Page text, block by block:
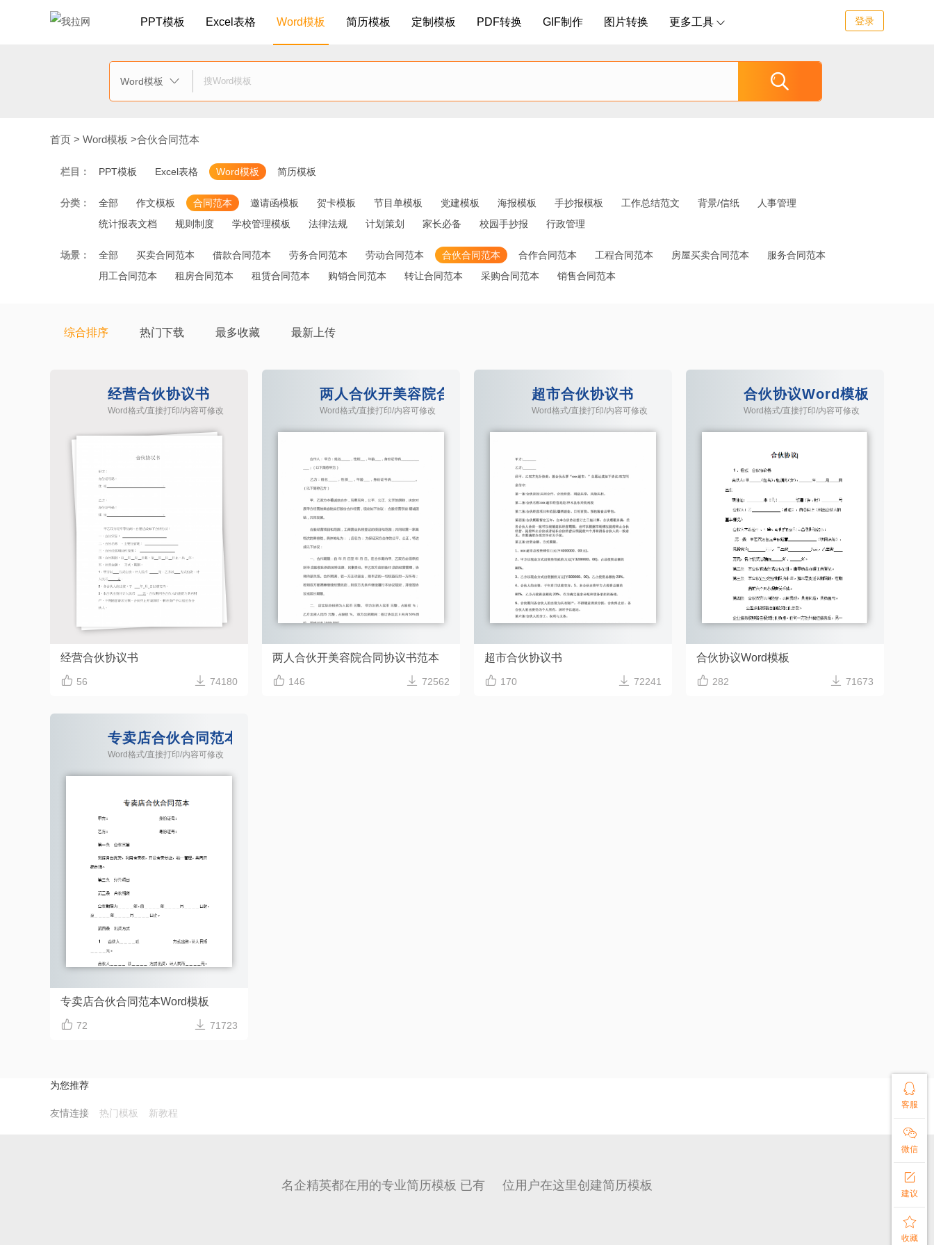
PPT模板 Excel表格 Word模板 简历模板 定制模板 PDF转换 GIF制作 图片转换 更多工具  登录
Word模板  
首页 > Word模板 >合伙合同范本
栏目： PPT模板 Excel表格 Word模板 简历模板
分类： 全部 作文模板 合同范本 邀请函模板 贺卡模板 节目单模板 党建模板 海报模板 手抄报模板 工作总结范文 背景/信纸
人事管理
统计报表文档
规则制度 学校管理模板 法律法规 计划策划 家长必备 校园手抄报 行政管理
场景： 全部 买卖合同范本 借款合同范本 劳务合同范本 劳动合同范本 合伙合同范本 合作合同范本 工程合同范本 房屋买卖合同范本
服务合同范本
用工合同范本
租房合同范本 租赁合同范本 购销合同范本 转让合同范本 采购合同范本 销售合同范本
综合排序 热门下载 最多收藏 最新上传
经营合伙协议书
Word格式/直接打印/内容可修改
经营合伙协议书
 56  74180
两人合伙开美容院合同协议书
Word格式/直接打印/内容可修改
两人合伙开美容院合同协议书范本
 146  72562
超市合伙协议书
Word格式/直接打印/内容可修改
超市合伙协议书
 170  72241
合伙协议Word模板
Word格式/直接打印/内容可修改
合伙协议Word模板
 282  71673
专卖店合伙合同范本Word模板
Word格式/直接打印/内容可修改
专卖店合伙合同范本Word模板
 72  71723
为您推荐
友情连接 热门模板 新教程
名企精英都在用的专业简历模板 已有 位用户在这里创建简历模板

客服

微信

建议

收藏